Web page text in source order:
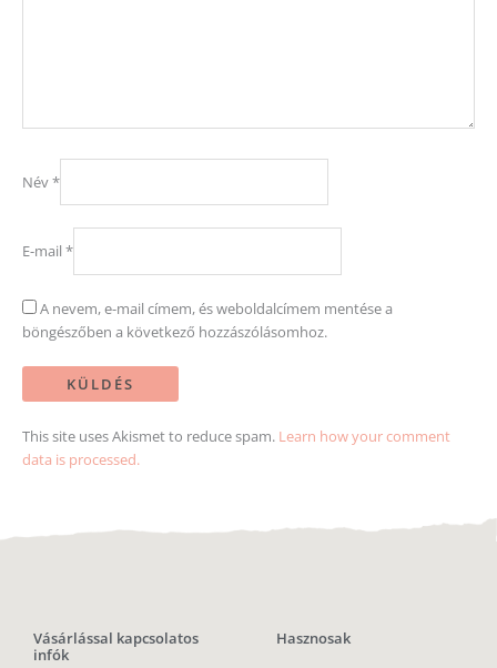
Név*
E-mail *
A nevem, e-mail címem, és weboldalcímem mentése a
böngészőben a következő hozzászólásomhoz.
This site uses Akismet to reduce spam. Learn how your comment
data is processed.
Vásárlással kapcsolatos
infók
Hasznosak